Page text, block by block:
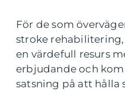
För de som
stroke rehabilitering,
en värdefull resurs
erbjudande och
satsning på att hålla